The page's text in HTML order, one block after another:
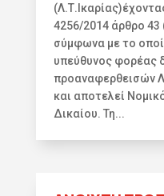
4256/2014 άρθρο 43
σύμφωνα με το
υπεύθυνος φορέας
προαναφερθεισών
και αποτελεί
Δικαίου. Τη...